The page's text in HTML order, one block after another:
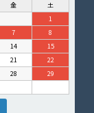
金
土
1
7
8
14
15
21
22
28
29